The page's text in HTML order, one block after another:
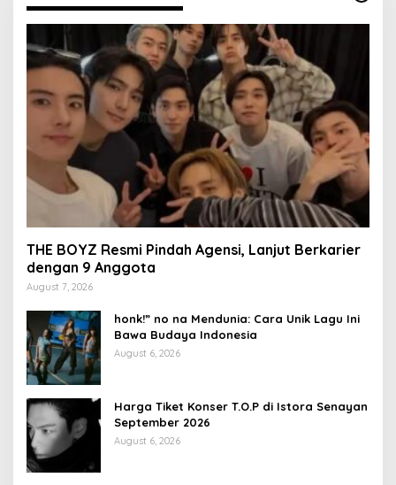
THE BOYZ Resmi Pindah Agensi, Lanjut Berkarier
dengan 9 Anggota
August 7, 2026
honk!” no na Mendunia: Cara Unik Lagu Ini
Bawa Budaya Indonesia
August 6, 2026
Harga Tiket Konser T.O.P di Istora Senayan
September 2026
August 6, 2026